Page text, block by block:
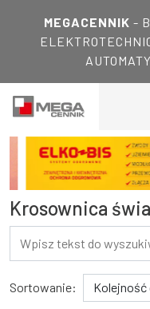
MEGACENNIK -
Krosownica
Wyniki
Sortowanie: